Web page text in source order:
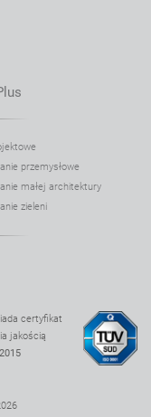
przemysłowe
małej architektury
zieleni
certyfikat
jakością